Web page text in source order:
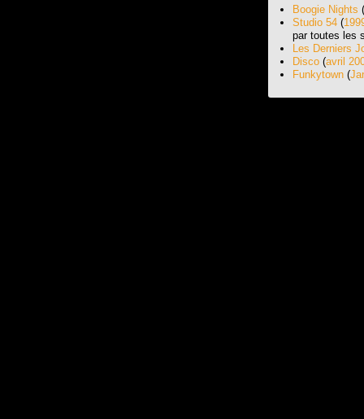
Boogie Nights (
Studio 54 (
par toutes les
Les Derniers
Disco (avril
Funkytown (